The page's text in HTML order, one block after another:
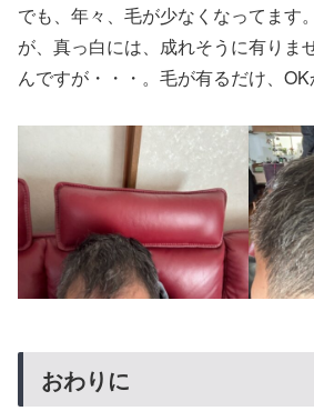
でも、年々、毛が少なくなってます
が、真っ白には、成れそうに有りま
んですが・・・。毛が有るだけ、OK
おわりに